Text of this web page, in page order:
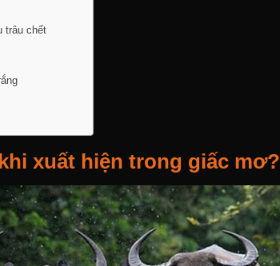
trâu chết
xuất hiện trong giấc mơ?